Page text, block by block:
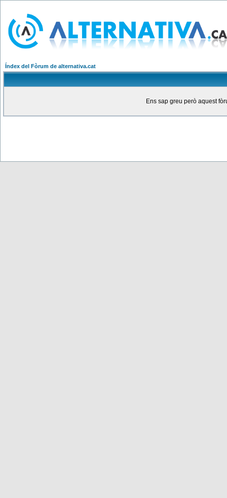
Índex del Fòrum de alternativa.cat
Ens sap greu però aquest